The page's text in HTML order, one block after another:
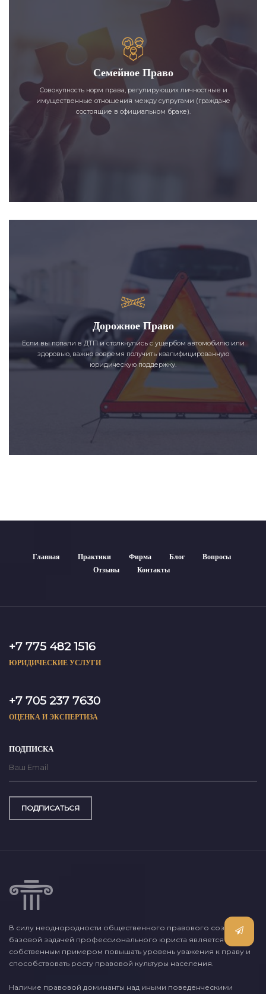
Семейное Право
Совокупность норм права, регулирующих личностные и
имущественные отношения между супругами (граждане
состоящие в официальном браке).
Дорожное Право
Если вы попали в ДТП и столкнулись с ущербом автомобилю или
здоровью, важно вовремя получить квалифицированную
юридическую поддержку.
Главная Практики Фирма Блог
Вопросы
Отзывы
Контакты
+7 775 482 1516
ЮРИДИЧЕСКИЕ УСЛУГИ
+7 705 237 7630
ОЦЕНКА И ЭКСПЕРТИЗА
ПОДПИСКА
ПОДПИСАТЬСЯ
В силу неоднородности общественного правового сознания,
базовой задачей профессионального юриста является
собственным примером повышать уровень уважения к праву и
способствовать росту правовой культуры населения.
Наличие правовой доминанты над иными поведенческими